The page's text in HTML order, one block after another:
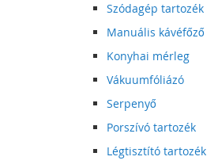
Szódagép tartozék
Manuális kávéfőző
Konyhai mérleg
Vákuumfóliázó
Serpenyő
Porszívó tartozék
Légtisztító tartozék